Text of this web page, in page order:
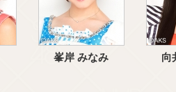
峯岸 みなみ 向